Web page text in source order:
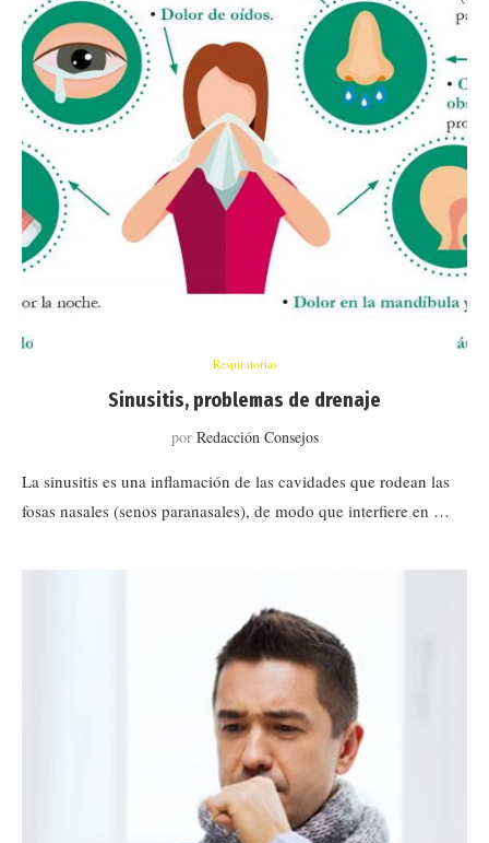
Respiratorias
Sinusitis, problemas de drenaje
por Redacción Consejos
La sinusitis es una inflamación de las cavidades que rodean las
fosas nasales (senos paranasales), de modo que interfiere en …